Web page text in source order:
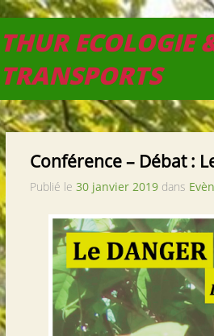
THUR ECOLOGIE
TRANSPORTS
Conférence – Débat :
Publié le 30 janvier 2019 dans